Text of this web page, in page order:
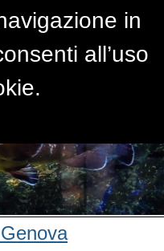
in
all’uso